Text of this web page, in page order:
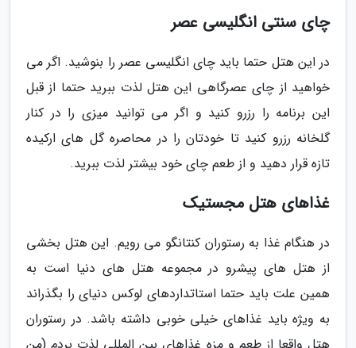
چای سنتی انگلیسی عصر
در این هتل حتما باید چای انگلیسی عصر را بنوشید. اگر می
خواهید از چای عصرگاهی این هتل لذت ببرید حتما از قبل
این برنامه را رزرو کنید و اگر می توانید میزی را در کنار
گلخانه رزرو کنید تا خودتان را در محاصره گل های ارکیده
تازه قرار دهید و از طعم چای خود بیشتر لذت ببرید.
غذاهای هتل مجستیک
در هنگام غذا به رستوران کنتانگو می رویم. این هتل بخشی
از هتل های پیشرو در مجموعه هتل های دنیا است به
همین علت باید حتما استاتداردهای لوکس دنیای را بگذراند
به ویژه باید غذاهای خیلی خوبی داشته باشد. در رستوران